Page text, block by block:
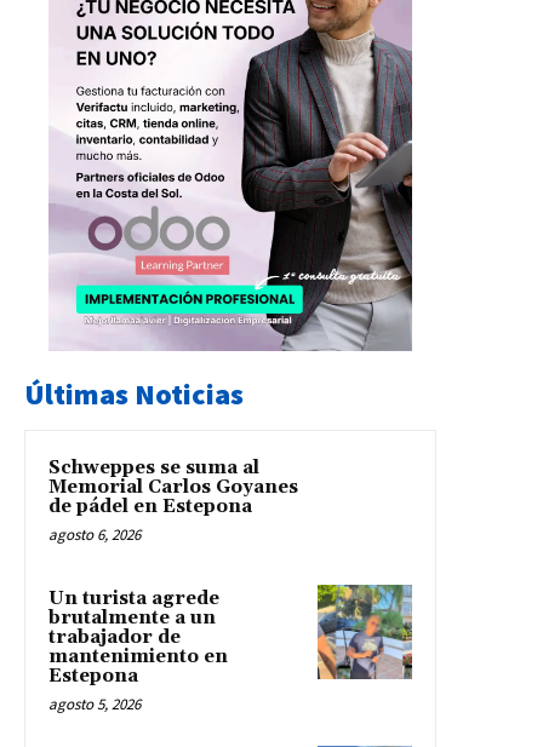
Últimas Noticias
Schweppes se suma al
Memorial Carlos Goyanes
de pádel en Estepona
agosto 6, 2026
Un turista agrede
brutalmente a un
trabajador de
mantenimiento en
Estepona
agosto 5, 2026